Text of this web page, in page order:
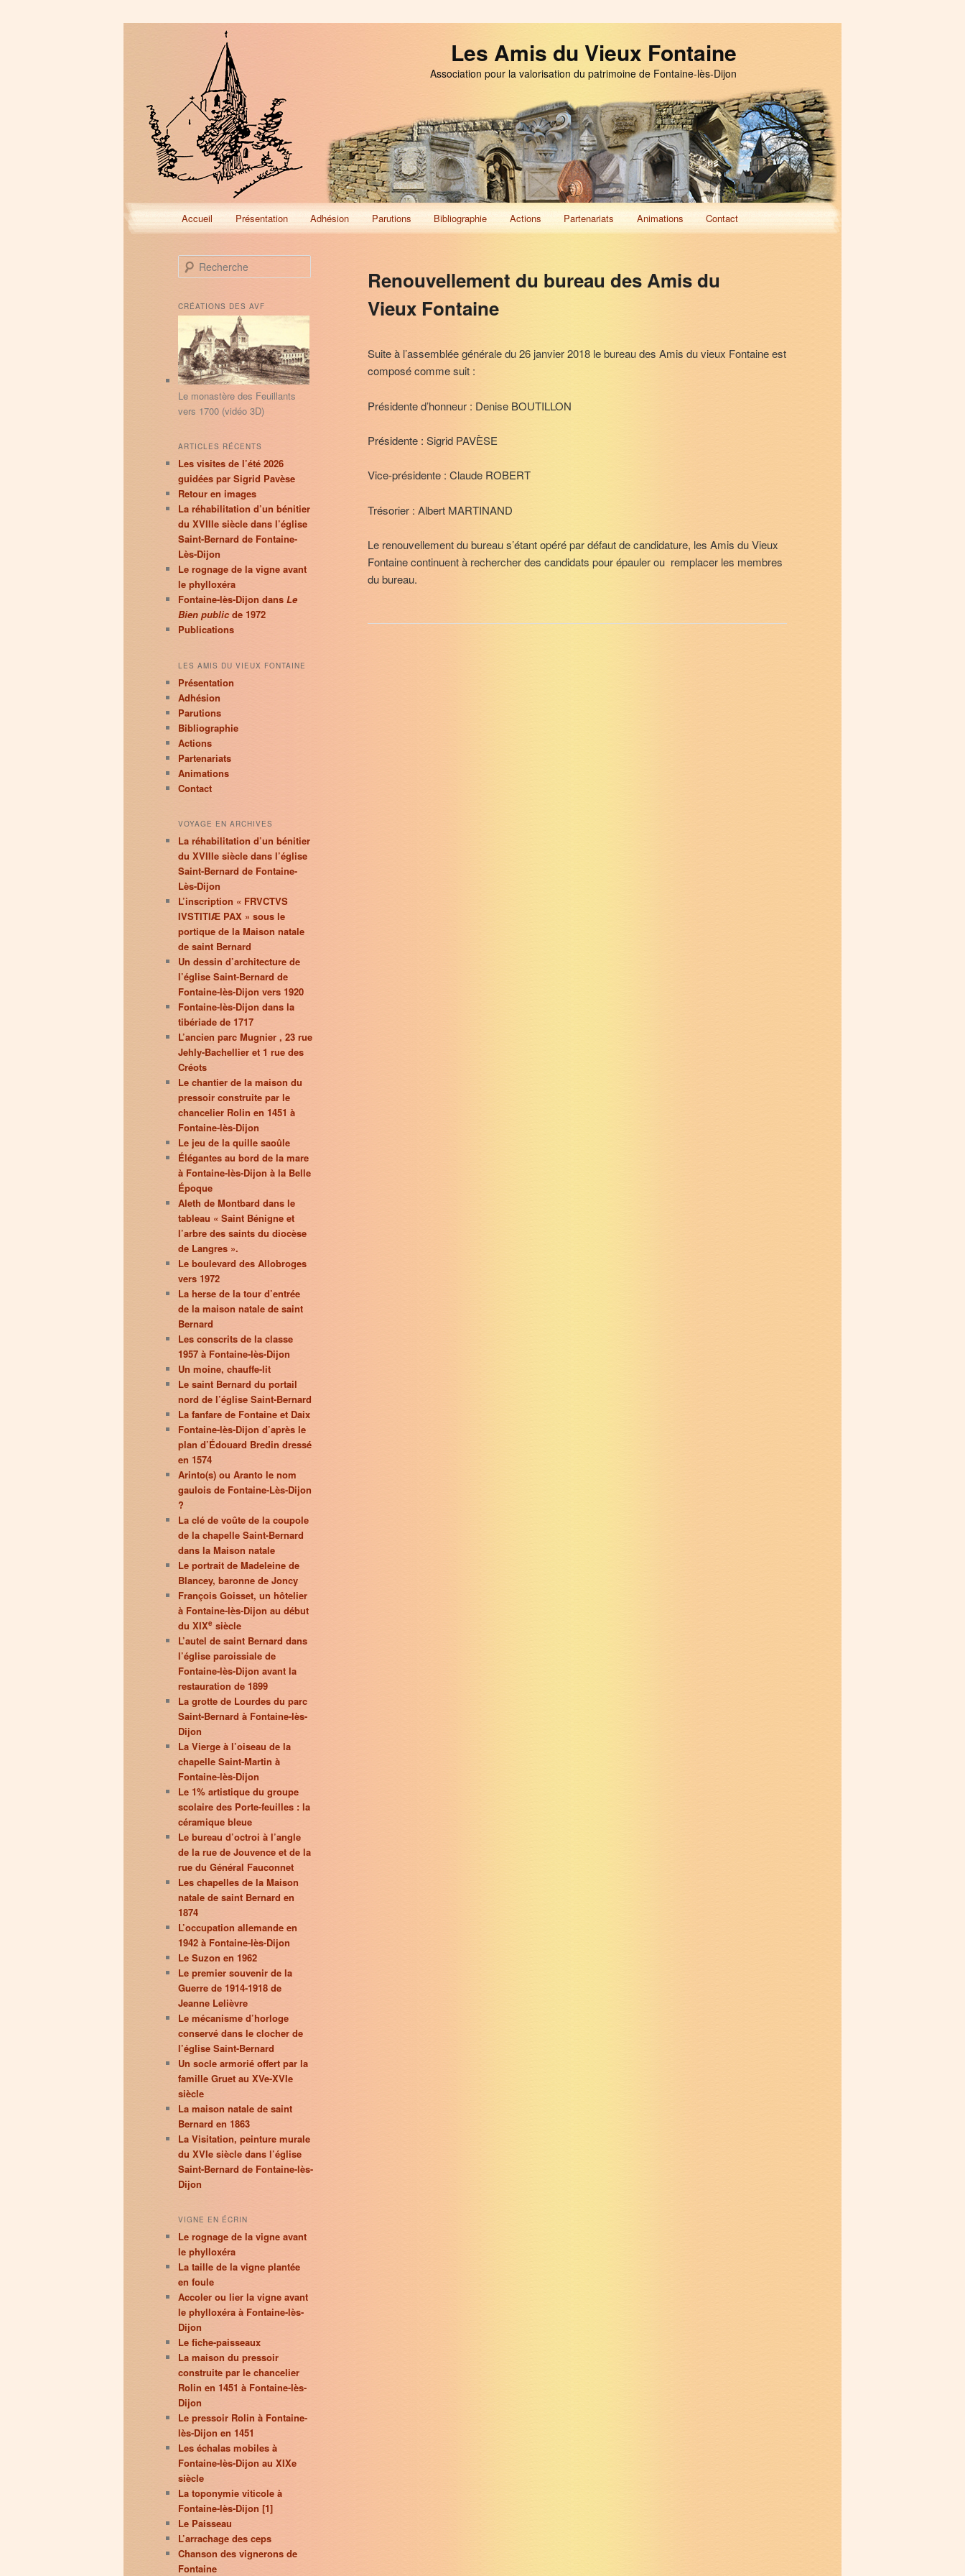
Les Amis du Vieux Fontaine
Association pour la valorisation du patrimoine de Fontaine-lès-Dijon
Menu
principal
Aller
au
principal
Aller
au
secondaire
Accueil Présentation Adhésion Parutions Bibliographie Actions Partenariats Animations Contact
Renouvellement du bureau des Amis du
Vieux Fontaine
Suite à l’assemblée générale du 26 janvier 2018 le bureau des Amis du vieux Fontaine est
composé comme suit :
Présidente d’honneur : Denise BOUTILLON
Présidente : Sigrid PAVÈSE
Vice-présidente : Claude ROBERT
Trésorier : Albert MARTINAND
Le renouvellement du bureau s’étant opéré par défaut de candidature, les Amis du Vieux
Fontaine continuent à rechercher des candidats pour épauler ou remplacer les membres
du bureau.
e
h
e
h
e
CRÉATIONS DES AVF
Le monastère des Feuillants
vers 1700 (vidéo 3D)
ARTICLES RÉCENTS
Les visites de l’été 2026
guidées par Sigrid Pavèse
Retour en images
La réhabilitation d’un bénitier
du XVIIIe siècle dans l’église
Saint-Bernard de Fontaine-
Lès-Dijon
Le rognage de la vigne avant
le phylloxéra
Fontaine-lès-Dijon dans Le
Bien publicde 1972
Publications
LES AMIS DU VIEUX FONTAINE
Présentation
Adhésion
Parutions
Bibliographie
Actions
Partenariats
Animations
Contact
VOYAGE EN ARCHIVES
La réhabilitation d’un bénitier
du XVIIIe siècle dans l’église
Saint-Bernard de Fontaine-
Lès-Dijon
L’inscription « FRVCTVS
IVSTITIÆ PAX » sous le
portique de la Maison natale
de saint Bernard
Un dessin d’architecture de
l’église Saint-Bernard de
Fontaine-lès-Dijon vers 1920
Fontaine-lès-Dijon dans la
tibériade de 1717
L’ancien parc Mugnier , 23 rue
Jehly-Bachellier et 1 rue des
Créots
Le chantier de la maison du
pressoir construite par le
chancelier Rolin en 1451 à
Fontaine-lès-Dijon
Le jeu de la quille saoûle
Élégantes au bord de la mare
à Fontaine-lès-Dijon à la Belle
Époque
Aleth de Montbard dans le
tableau « Saint Bénigne et
l’arbre des saints du diocèse
de Langres ».
Le boulevard des Allobroges
vers 1972
La herse de la tour d’entrée
de la maison natale de saint
Bernard
Les conscrits de la classe
1957 à Fontaine-lès-Dijon
Un moine, chauffe-lit
Le saint Bernard du portail
nord de l’église Saint-Bernard
La fanfare de Fontaine et Daix
Fontaine-lès-Dijon d’après le
plan d’Édouard Bredin dressé
en 1574
Arinto(s) ou Aranto le nom
gaulois de Fontaine-Lès-Dijon
?
La clé de voûte de la coupole
de la chapelle Saint-Bernard
dans la Maison natale
Le portrait de Madeleine de
Blancey, baronne de Joncy
François Goisset, un hôtelier
à Fontaine-lès-Dijon au début
du XIXe siècle
L’autel de saint Bernard dans
l’église paroissiale de
Fontaine-lès-Dijon avant la
restauration de 1899
La grotte de Lourdes du parc
Saint-Bernard à Fontaine-lès-
Dijon
La Vierge à l’oiseau de la
chapelle Saint-Martin à
Fontaine-lès-Dijon
Le 1% artistique du groupe
scolaire des Porte-feuilles : la
céramique bleue
Le bureau d’octroi à l’angle
de la rue de Jouvence et de la
rue du Général Fauconnet
Les chapelles de la Maison
natale de saint Bernard en
1874
L’occupation allemande en
1942 à Fontaine-lès-Dijon
Le Suzon en 1962
Le premier souvenir de la
Guerre de 1914-1918 de
Jeanne Lelièvre
Le mécanisme d’horloge
conservé dans le clocher de
l’église Saint-Bernard
Un socle armorié offert par la
famille Gruet au XVe-XVIe
siècle
La maison natale de saint
Bernard en 1863
La Visitation, peinture murale
du XVIe siècle dans l’église
Saint-Bernard de Fontaine-lès-
Dijon
VIGNE EN ÉCRIN
Le rognage de la vigne avant
le phylloxéra
La taille de la vigne plantée
en foule
Accoler ou lier la vigne avant
le phylloxéra à Fontaine-lès-
Dijon
Le fiche-paisseaux
La maison du pressoir
construite par le chancelier
Rolin en 1451 à Fontaine-lès-
Dijon
Le pressoir Rolin à Fontaine-
lès-Dijon en 1451
Les échalas mobiles à
Fontaine-lès-Dijon au XIXe
siècle
La toponymie viticole à
Fontaine-lès-Dijon [1]
Le Paisseau
L’arrachage des ceps
Chanson des vignerons de
Fontaine